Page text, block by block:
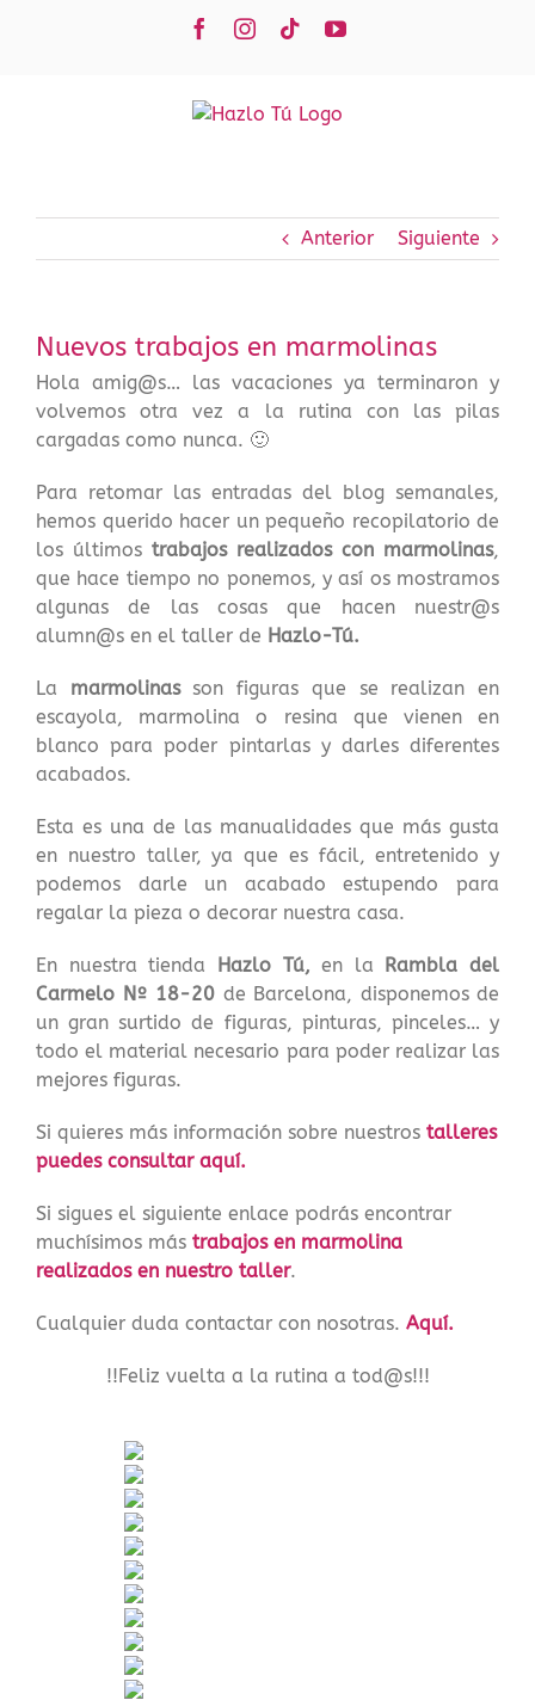
FacebookInstagram
TiktokYouTube
Anterior Siguiente
Nuevos trabajos en marmolinas
Hola amig@s… las vacaciones ya terminaron y
volvemos otra vez a la rutina con las pilas
cargadas como nunca. 🙂
Para retomar las entradas del blog semanales,
hemos querido hacer un pequeño recopilatorio de
los últimos trabajos realizados con marmolinas,
que hace tiempo no ponemos, y así os mostramos
algunas de las cosas que hacen nuestr@s
alumn@s en el taller de Hazlo-Tú.
La marmolinasson figuras que se realizan en
escayola, marmolina o resina que vienen en
blanco para poder pintarlas y darles diferentes
acabados.
Esta es una de las manualidades que más gusta
en nuestro taller, ya que es fácil, entretenido y
podemos darle un acabado estupendo para
regalar la pieza o decorar nuestra casa.
En nuestra tienda Hazlo Tú,en la
Rambla del
Carmelo Nº 18-20 de Barcelona, disponemos de
un gran surtido de figuras, pinturas, pinceles… y
todo el material necesario para poder realizar las
mejores figuras.
Si quieres más información sobre nuestros talleres
puedes consultar aquí.
Si sigues el siguiente enlace podrás encontrar
muchísimos más trabajos en marmolina
realizados en nuestro taller.
Cualquier duda contactar con nosotras. Aquí.
!!Feliz vuelta a la rutina a tod@s!!!